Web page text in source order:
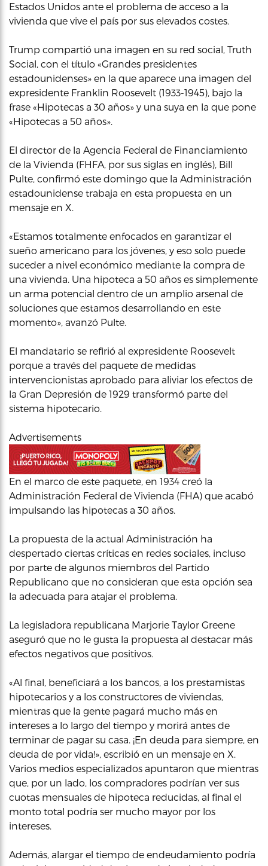
Estados Unidos ante el problema de acceso a la
vivienda que vive el país por sus elevados costes.
Trump compartió una imagen en su red social, Truth
Social, con el título «Grandes presidentes
estadounidenses» en la que aparece una imagen del
expresidente Franklin Roosevelt (1933-1945), bajo la
frase «Hipotecas a 30 años» y una suya en la que pone
«Hipotecas a 50 años».
El director de la Agencia Federal de Financiamiento
de la Vivienda (FHFA, por sus siglas en inglés), Bill
Pulte, confirmó este domingo que la Administración
estadounidense trabaja en esta propuesta en un
mensaje en X.
«Estamos totalmente enfocados en garantizar el
sueño americano para los jóvenes, y eso solo puede
suceder a nivel económico mediante la compra de
una vivienda. Una hipoteca a 50 años es simplemente
un arma potencial dentro de un amplio arsenal de
soluciones que estamos desarrollando en este
momento», avanzó Pulte.
El mandatario se refirió al expresidente Roosevelt
porque a través del paquete de medidas
intervencionistas aprobado para aliviar los efectos de
la Gran Depresión de 1929 transformó parte del
sistema hipotecario.
Advertisements
En el marco de este paquete, en 1934 creó la
Administración Federal de Vivienda (FHA) que acabó
impulsando las hipotecas a 30 años.
La propuesta de la actual Administración ha
despertado ciertas críticas en redes sociales, incluso
por parte de algunos miembros del Partido
Republicano que no consideran que esta opción sea
la adecuada para atajar el problema.
La legisladora republicana Marjorie Taylor Greene
aseguró que no le gusta la propuesta al destacar más
efectos negativos que positivos.
«Al final, beneficiará a los bancos, a los prestamistas
hipotecarios y a los constructores de viviendas,
mientras que la gente pagará mucho más en
intereses a lo largo del tiempo y morirá antes de
terminar de pagar su casa. ¡En deuda para siempre, en
deuda de por vida!», escribió en un mensaje en X.
Varios medios especializados apuntaron que mientras
que, por un lado, los compradores podrían ver sus
cuotas mensuales de hipoteca reducidas, al final el
monto total podría ser mucho mayor por los
intereses.
Además, alargar el tiempo de endeudamiento podría